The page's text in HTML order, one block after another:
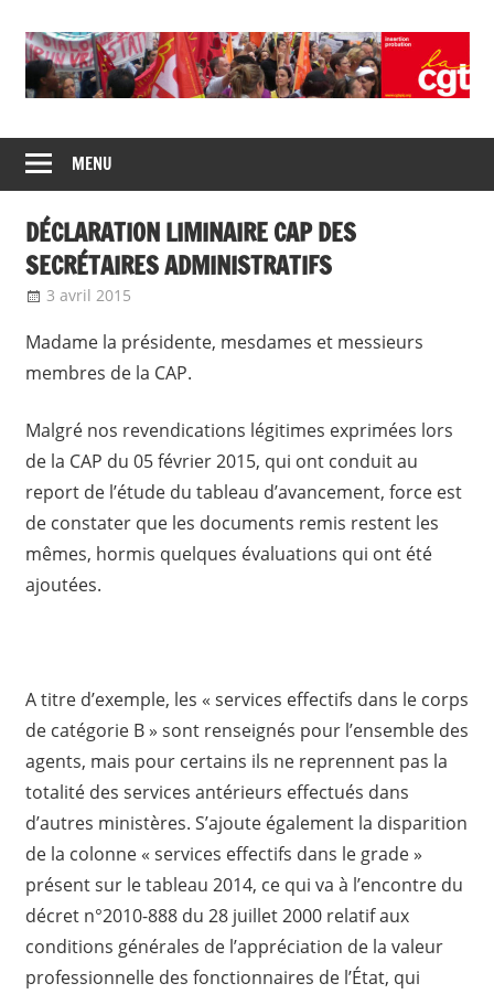
content
CGT
insertion
probation
de
syndicats
CGT
insertion
probation
MENU
DÉCLARATION LIMINAIRE CAP DES
SECRÉTAIRES ADMINISTRATIFS
3 avril 2015
Madame la présidente, mesdames et messieurs
membres de la CAP.
Malgré nos revendications légitimes exprimées lors
de la CAP du 05 février 2015, qui ont conduit au
report de l’étude du tableau d’avancement, force est
de constater que les documents remis restent les
mêmes, hormis quelques évaluations qui ont été
ajoutées.
A titre d’exemple, les « services effectifs dans le corps
de catégorie B » sont renseignés pour l’ensemble des
agents, mais pour certains ils ne reprennent pas la
totalité des services antérieurs effectués dans
d’autres ministères. S’ajoute également la disparition
de la colonne « services effectifs dans le grade »
présent sur le tableau 2014, ce qui va à l’encontre du
décret n°2010-888 du 28 juillet 2000 relatif aux
conditions générales de l’appréciation de la valeur
professionnelle des fonctionnaires de l’État, qui